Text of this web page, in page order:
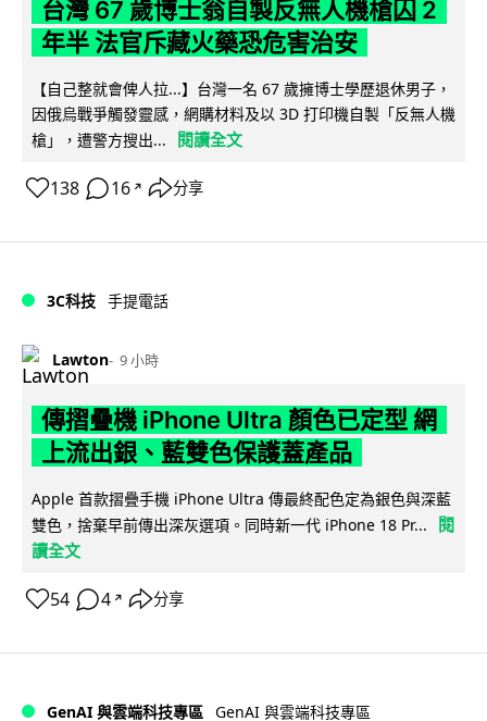
台灣 67 歲博士翁自製反無人機槍囚 2
年半 法官斥藏火藥恐危害治安
【自己整就會俾人拉...】台灣一名 67 歲擁博士學歷退休男子，
因俄烏戰爭觸發靈感，網購材料及以 3D 打印機自製「反無人機
槍」，遭警方搜出...
閱讀全文
138 16 ↗ 分享
3C科技 手提電話
Lawton 9 小時
傳摺疊機 iPhone Ultra 顏色已定型 網
上流出銀、藍雙色保護蓋產品
Apple 首款摺疊手機 iPhone Ultra 傳最終配色定為銀色與深藍
雙色，捨棄早前傳出深灰選項。同時新一代 iPhone 18 Pr...
閱
讀全文
54 4 ↗ 分享
GenAI 與雲端科技專區 GenAI 與雲端科技專區